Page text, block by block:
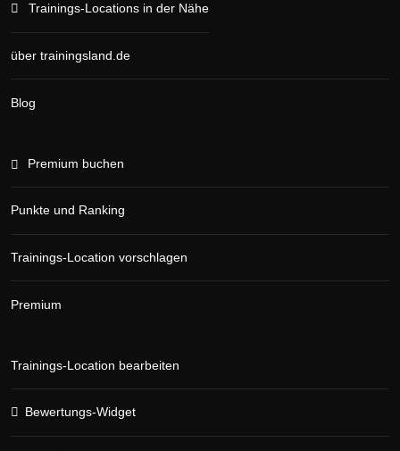
Trainings-Locations in der Nähe
über trainingsland.de
Blog
Premium buchen
Punkte und Ranking
Trainings-Location vorschlagen
Premium
Trainings-Location bearbeiten
Bewertungs-Widget